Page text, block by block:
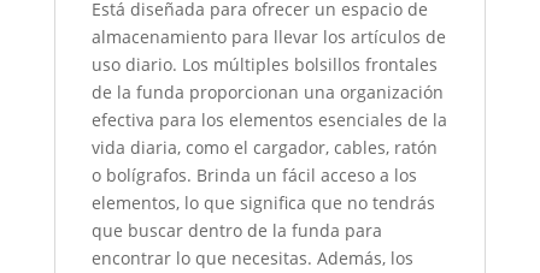
Está diseñada para ofrecer un espacio de
almacenamiento para llevar los artículos de
uso diario. Los múltiples bolsillos frontales
de la funda proporcionan una organización
efectiva para los elementos esenciales de la
vida diaria, como el cargador, cables, ratón
o bolígrafos. Brinda un fácil acceso a los
elementos, lo que significa que no tendrás
que buscar dentro de la funda para
encontrar lo que necesitas. Además, los